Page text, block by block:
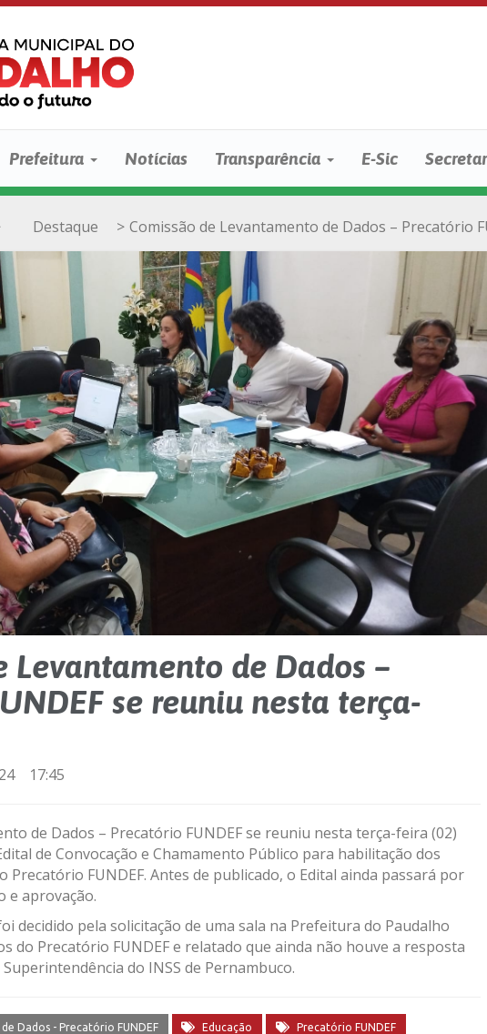
Prefeitura Notícias Transparência E-Sic
Destaque > Comissão de Levantamento de Dados – Precatório
Levantamento de Dados –
se reuniu nesta terça-
17:45
de Dados – Precatório FUNDEF se reuniu nesta terça-feira (02)
de Convocação e Chamamento Público para habilitação dos
Precatório FUNDEF. Antes de publicado, o Edital ainda passará por
e aprovação.
decidido pela solicitação de uma sala na Prefeitura do Paudalho
do Precatório FUNDEF e relatado que ainda não houve a resposta
do INSS de Pernambuco.
Dados - Precatório FUNDEF Educação Precatório FUNDEF